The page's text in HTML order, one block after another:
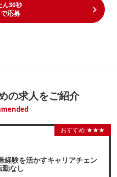
ん30秒
応募
の求人をご紹介
おすすめ ★★★
経験を活かすキャリアチェン
勤なし